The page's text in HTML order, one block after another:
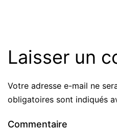
Laisser un
Votre adresse e-mail ne
obligatoires sont indiqués
Commentaire